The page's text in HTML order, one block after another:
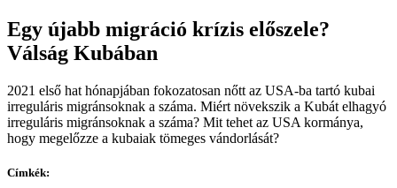
Egy újabb migráció krízis előszele?
Válság Kubában
2021 első hat hónapjában fokozatosan nőtt az USA-ba tartó kubai
irreguláris migránsoknak a száma. Miért növekszik a Kubát elhagyó
irreguláris migránsoknak a száma? Mit tehet az USA kormánya,
hogy megelőzze a kubaiak tömeges vándorlását?
Címkék: